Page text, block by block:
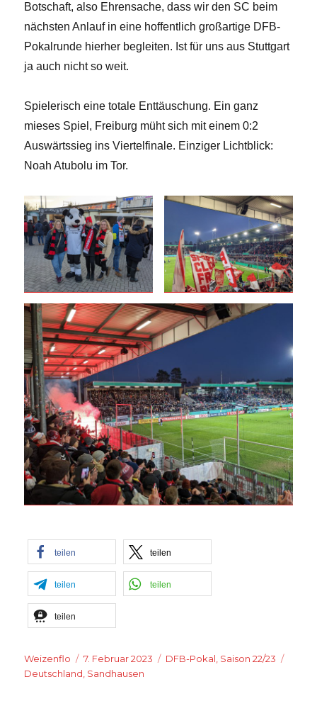
Botschaft, also Ehrensache, dass wir den SC beim
nächsten Anlauf in eine hoffentlich großartige DFB-
Pokalrunde hierher begleiten. Ist für uns aus Stuttgart
ja auch nicht so weit.
Spielerisch eine totale Enttäuschung. Ein ganz
mieses Spiel, Freiburg müht sich mit einem 0:2
Auswärtssieg ins Viertelfinale. Einziger Lichtblick:
Noah Atubolu im Tor.
teilen teilen
teilen teilen
teilen
Autor
Weizenflo
Veröffentlicht
am
7. Februar 2023 Kategorien
DFB-Pokal, Saison 22/23
Deutschland, Sandhausen